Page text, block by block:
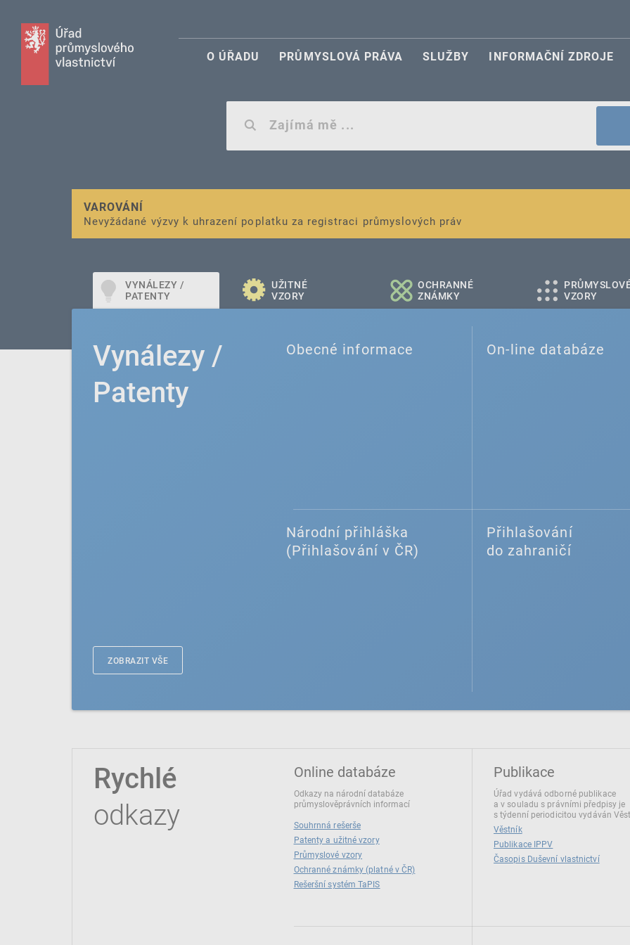
O ÚŘADU PRŮMYSLOVÁ PRÁVA SLUŽBY INFORMAČNÍ ZDROJE
VAROVÁNÍ
Nevyžádané výzvy k uhrazení poplatku za registraci průmyslových práv
Finanční podpora
pro správu duševního vlastnictví pro malé a střední podniky
VYNÁLEZY /
PATENTY
UŽITNÉ
VZORY
OCHRANNÉ
ZNÁMKY
VZORY
Vynálezy /
Patenty
Obecné informace On-line databáze
Národní přihláška
(Přihlašování v ČR)
Přihlašování
do zahraničí
ZOBRAZIT VŠE
Rychlé
odkazy
Online databáze
Odkazy na národní databáze
průmyslověprávních informací
Souhrnná rešerše
Patenty a užitné vzory
Průmyslové vzory
Ochranné známky (platné v ČR)
Rešeršní systém TaPIS
Publikace
Úřad vydává odborné publikace
a v souladu s právními předpisy je
s týdenní periodicitou vydáván
Věstník
Publikace IPPV
Časopis Duševní vlastnictví